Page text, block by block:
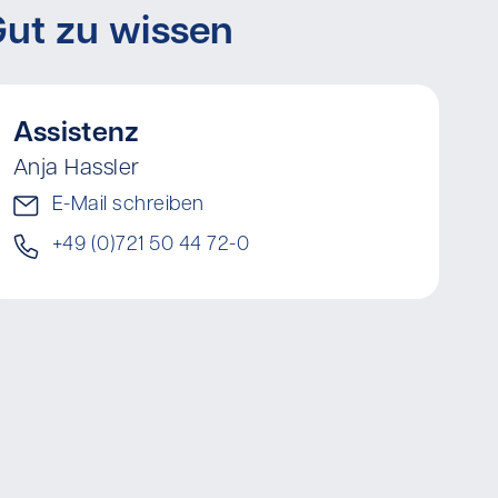
zu wissen
Assistenz
Anja Hassler
E-Mail schreiben
+49 (0)721 50 44 72-0